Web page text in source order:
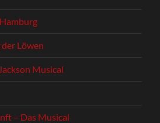
Löwen
Musical
– Das Musical